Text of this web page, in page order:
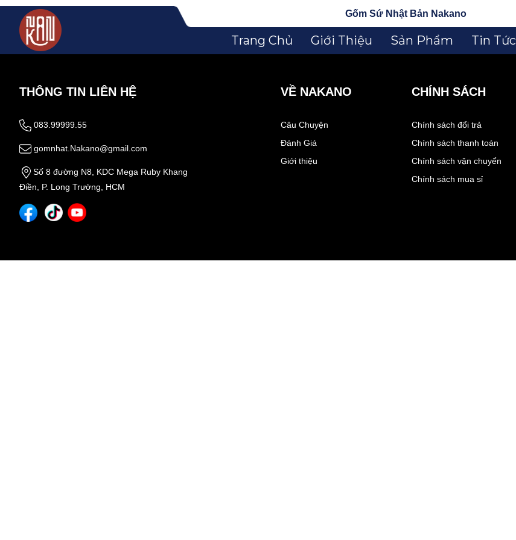
Gốm Sứ Nhật Bản Nakano
Trang Chủ Giới Thiệu Sản Phẩm Tin Tức
THÔNG TIN LIÊN HỆ
083.99999.55
gomnhat.Nakano@gmail.com
Số 8 đường N8, KDC Mega Ruby Khang
Điền, P. Long Trường, HCM
VỀ NAKANO
Câu Chuyện
Đánh Giá
Giới thiệu
CHÍNH SÁCH
Chính sách đổi trả
Chính sách thanh toán
Chính sách vận chuyển
Chính sách mua sỉ